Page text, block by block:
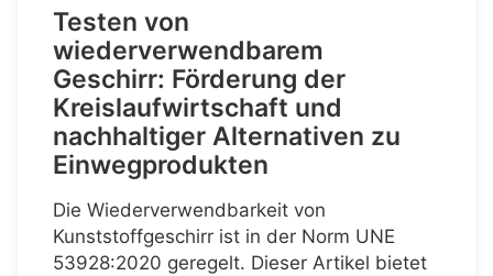
Testen von
wiederverwendbarem
Geschirr: Förderung der
Kreislaufwirtschaft und
nachhaltiger Alternativen zu
Einwegprodukten
Die Wiederverwendbarkeit von
Kunststoffgeschirr ist in der Norm UNE
53928:2020 geregelt. Dieser Artikel bietet